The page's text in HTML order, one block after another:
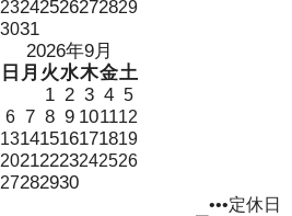
23242526272829
3031
2026年9月
日 月 火水木金土
1 2 3 4 5
6 7 8 9 101112
13141516171819
20212223242526
27282930
•••定休日